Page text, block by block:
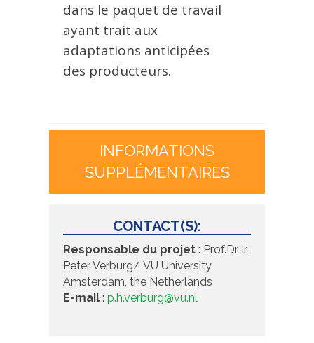
dans le paquet de travail
ayant trait aux
adaptations anticipées
des producteurs.
INFORMATIONS
SUPPLÉMENTAIRES
CONTACT(S):
Responsable du projet : Prof.Dr Ir.
Peter Verburg/ VU University
Amsterdam, the Netherlands
E-mail : p.h.verburg@vu.nl